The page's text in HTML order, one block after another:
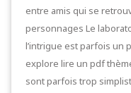
entre amis qui se
personnages Le
l’intrigue est parfois un
explore lire un pdf
sont parfois trop